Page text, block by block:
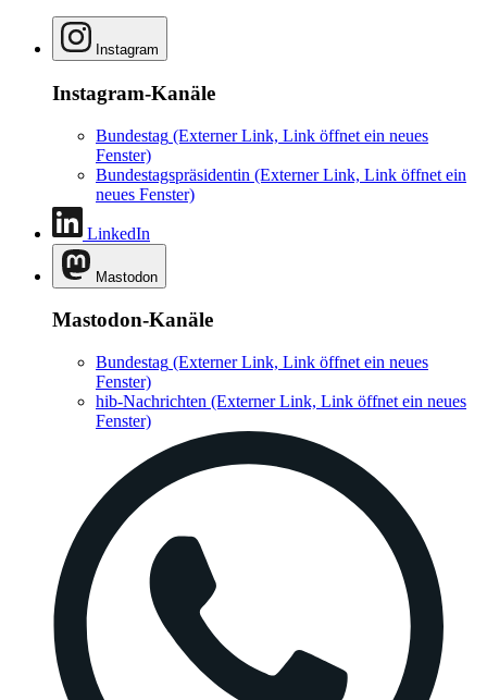
Instagram
Instagram-Kanäle
Bundestag (Externer Link, Link öffnet ein neues
Fenster)
Bundestagspräsidentin (Externer Link, Link öffnet ein
neues Fenster)
LinkedIn
Mastodon
Mastodon-Kanäle
Bundestag (Externer Link, Link öffnet ein neues
Fenster)
hib-Nachrichten (Externer Link, Link öffnet ein neues
Fenster)